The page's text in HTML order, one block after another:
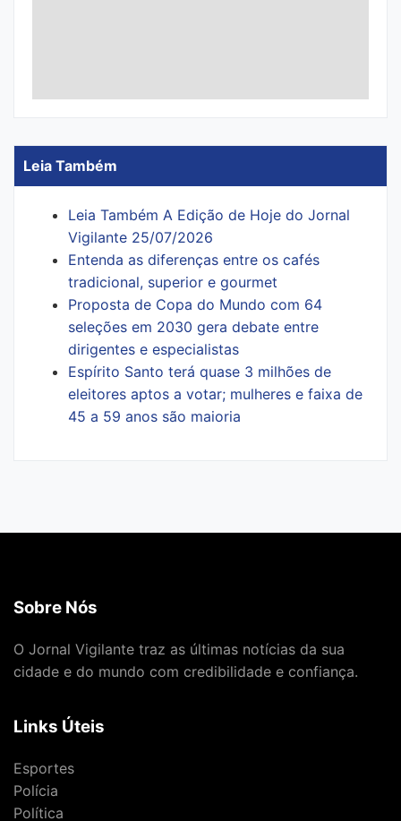
Leia Também
Leia Também A Edição de Hoje do Jornal
Vigilante 25/07/2026
Entenda as diferenças entre os cafés
tradicional, superior e gourmet
Proposta de Copa do Mundo com 64
seleções em 2030 gera debate entre
dirigentes e especialistas
Espírito Santo terá quase 3 milhões de
eleitores aptos a votar; mulheres e faixa de
45 a 59 anos são maioria
Sobre Nós
O Jornal Vigilante traz as últimas notícias da sua
cidade e do mundo com credibilidade e confiança.
Links Úteis
Esportes
Polícia
Política